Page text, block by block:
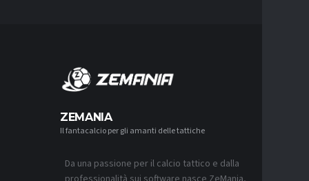
ZEMANIA
Il fantacalcio per gli amanti delle tattiche
Da una passione per il calcio tattico e dalla